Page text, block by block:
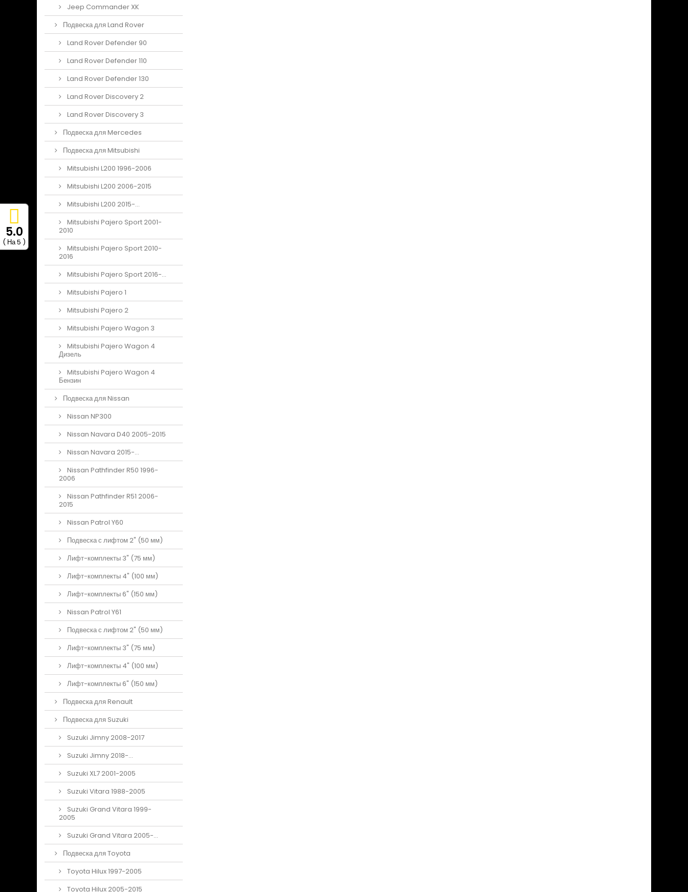
Jeep Commander XK
Подвеска для Land Rover
Land Rover Defender 90
Land Rover Defender 110
Land Rover Defender 130
Land Rover Discovery 2
Land Rover Discovery 3
Подвеска для Mercedes
Подвеска для Mitsubishi
Mitsubishi L200 1996-2006
Mitsubishi L200 2006-2015
Mitsubishi L200 2015-...
Mitsubishi Pajero Sport 2001-
2010
Mitsubishi Pajero Sport 2010-
2016
Mitsubishi Pajero Sport 2016-...
Mitsubishi Pajero 1
Mitsubishi Pajero 2
Mitsubishi Pajero Wagon 3
Mitsubishi Pajero Wagon 4
Дизель
Mitsubishi Pajero Wagon 4
Бензин
Подвеска для Nissan
Nissan NP300
Nissan Navara D40 2005-2015
Nissan Navara 2015-...
Nissan Pathfinder R50 1996-
2006
Nissan Pathfinder R51 2006-
2015
Nissan Patrol Y60
Подвеска с лифтом 2" (50 мм)
Лифт-комплекты 3" (75 мм)
Лифт-комплекты 4" (100 мм)
Лифт-комплекты 6" (150 мм)
Nissan Patrol Y61
Подвеска с лифтом 2" (50 мм)
Лифт-комплекты 3" (75 мм)
Лифт-комплекты 4" (100 мм)
Лифт-комплекты 6" (150 мм)
Подвеска для Renault
Подвеска для Suzuki
Suzuki Jimny 2008-2017
Suzuki Jimny 2018-...
Suzuki XL7 2001-2005
Suzuki Vitara 1988-2005
Suzuki Grand Vitara 1999-
2005
Suzuki Grand Vitara 2005-...
Подвеска для Toyota
Toyota Hilux 1997-2005
Toyota Hilux 2005-2015
5.0
( На 5 )